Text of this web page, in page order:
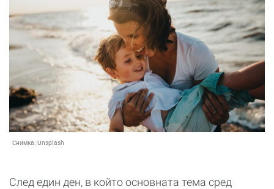
Снимка: Unsplash
След един ден, в който основната тема сред